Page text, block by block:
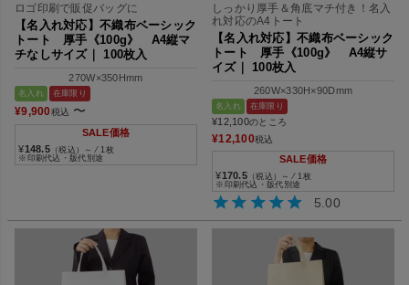
ロゴ印刷で販促バッグに
【名入れ対応】不織布ベーシック
トート 厚手《100g》 A4縦マ
チなしサイズ｜ 100枚入
270W×350Hmm
名入れ 在庫限り
¥9,900税込 〜
SALE価格
¥148.5 （税込）～ ⁄ 1枚
※印刷代込・版代別途
しっかり厚手＆角底マチ付き！名入
れ対応のA4トート
【名入れ対応】不織布ベーシック
トート 厚手《100g》 A4縦サ
イズ｜ 100枚入
260W×330H×90Dmm
名入れ 在庫限り
¥12,100のところ
¥12,100税込
SALE価格
¥170.5 （税込）～ ⁄ 1枚
※印刷代込・版代別途
5.00